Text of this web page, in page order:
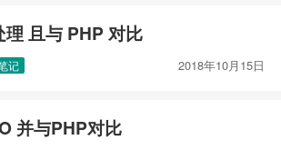
且与 PHP 对比
记 2018年10月15日
并与PHP对比